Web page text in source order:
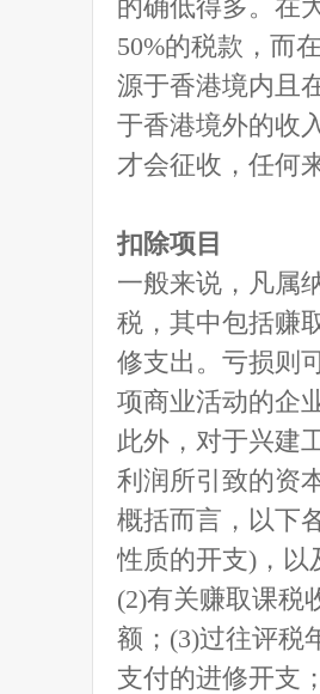
的确低得多。在
50%的税款，而
源于香港境内且
于香港境外的收
才会征收，任何
扣除项目
一般来说，凡属
税，其中包括赚
修支出。亏损则
项商业活动的企
此外，对于兴建
利润所引致的资
概括而言，以下
性质的开支)，以
(2)有关赚取课税
额；(3)过往评税
支付的进修开支